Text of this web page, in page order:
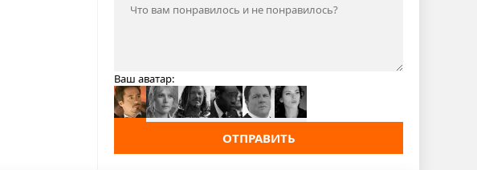
Ваш аватар:
ОТПРАВИТЬ